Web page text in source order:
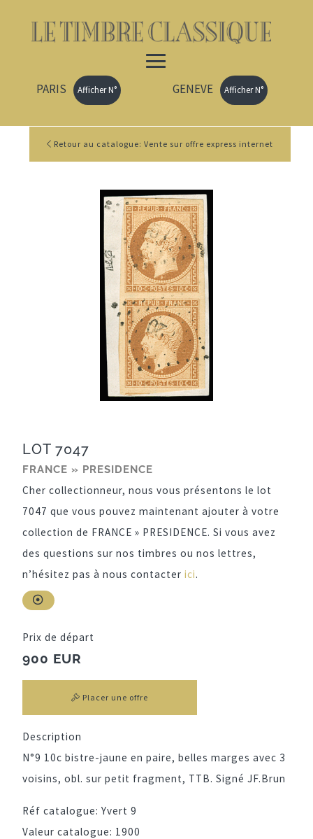
PARIS Afficher N° GENEVE Afficher N°
Retour au catalogue: Vente sur offre express internet
LOT 7047
FRANCE » PRESIDENCE
Cher collectionneur, nous vous présentons le lot
7047 que vous pouvez maintenant ajouter à votre
collection de FRANCE » PRESIDENCE. Si vous avez
des questions sur nos timbres ou nos lettres,
n’hésitez pas à nous contacter ici.
Prix de départ
900 EUR
Placer une offre
Description
N°9 10c bistre-jaune en paire, belles marges avec 3
voisins, obl. sur petit fragment, TTB. Signé JF.Brun
Réf catalogue: Yvert 9
Valeur catalogue: 1900